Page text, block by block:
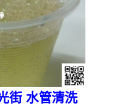
街 水管清洗